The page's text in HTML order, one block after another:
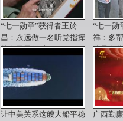
“七一勋章”获得者王於
昌：永远做一名听党指挥
的人民子弟兵
“七一勋
祥：多
才是本分
让中美关系这艘大船平稳
广西勤